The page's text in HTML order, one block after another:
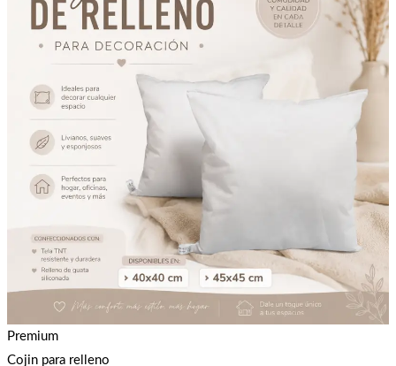
Premium
Cojin para relleno